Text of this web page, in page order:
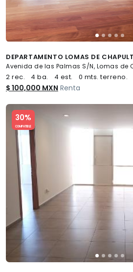
2 rec. 4 ba. 4 est. 0 mts. terreno.
$ 100,000 MXN Renta
30%
COMPATIBLE
Slide 1 of 5